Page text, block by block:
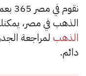
الذهب في مصر،
الذهب لمراجعة
دائم.